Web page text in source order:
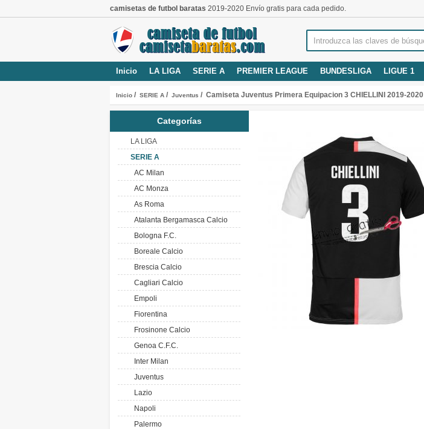
camisetas de futbol baratas 2019-2020 Envío gratis para cada pedido.
Inicio LA LIGA SERIE A PREMIER LEAGUE BUNDESLIGA LIGUE 1
Inicio / SERIE A / Juventus / Camiseta Juventus Primera Equipacion 3 CHIELLINI 2019-2020
Categorías
LA LIGA
SERIE A
AC Milan
AC Monza
As Roma
Atalanta Bergamasca Calcio
Bologna F.C.
Boreale Calcio
Brescia Calcio
Cagliari Calcio
Empoli
Fiorentina
Frosinone Calcio
Genoa C.F.C.
Inter Milan
Juventus
Lazio
Napoli
Palermo